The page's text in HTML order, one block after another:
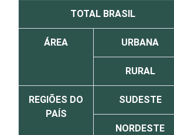
TOTAL BRASIL
ÁREA URBANA
RURAL
REGIÕES DO
PAÍS
SUDESTE
NORDESTE